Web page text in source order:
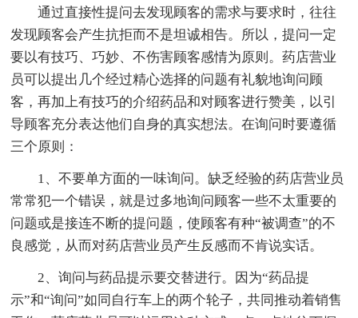
通过直接性提问去发现顾客的需求与要求时，往往
发现顾客会产生抗拒而不是坦诚相告。所以，提问一定
要以有技巧、巧妙、不伤害顾客感情为原则。药店营业
员可以提出几个经过精心选择的问题有礼貌地询问顾
客，再加上有技巧的介绍药品和对顾客进行赞美，以引
导顾客充分表达他们自身的真实想法。在询问时要遵循
三个原则：
1、不要单方面的一味询问。缺乏经验的药店营业员
常常犯一个错误，就是过多地询问顾客一些不太重要的
问题或是接连不断的提问题，使顾客有种“被调查”的不
良感觉，从而对药店营业员产生反感而不肯说实话。
2、询问与药品提示要交替进行。因为“药品提
示”和“询问”如同自行车上的两个轮子，共同推动着销售